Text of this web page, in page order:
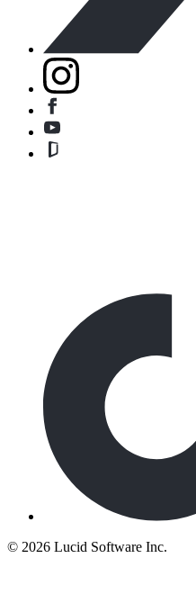
© 2026 Lucid Software Inc.